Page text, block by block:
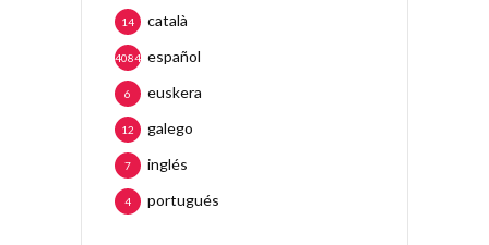
català
14
español
4084
euskera
6
galego
12
inglés
7
portugués
4